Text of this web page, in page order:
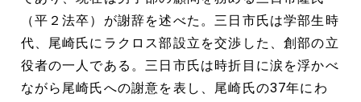
（平２法卒）が謝辞を述べた。三日市氏は学部生時
代、尾崎氏にラクロス部設立を交渉した、創部の立
役者の一人である。三日市氏は時折目に涙を浮かべ
ながら尾崎氏への謝意を表し、尾崎氏の37年にわ